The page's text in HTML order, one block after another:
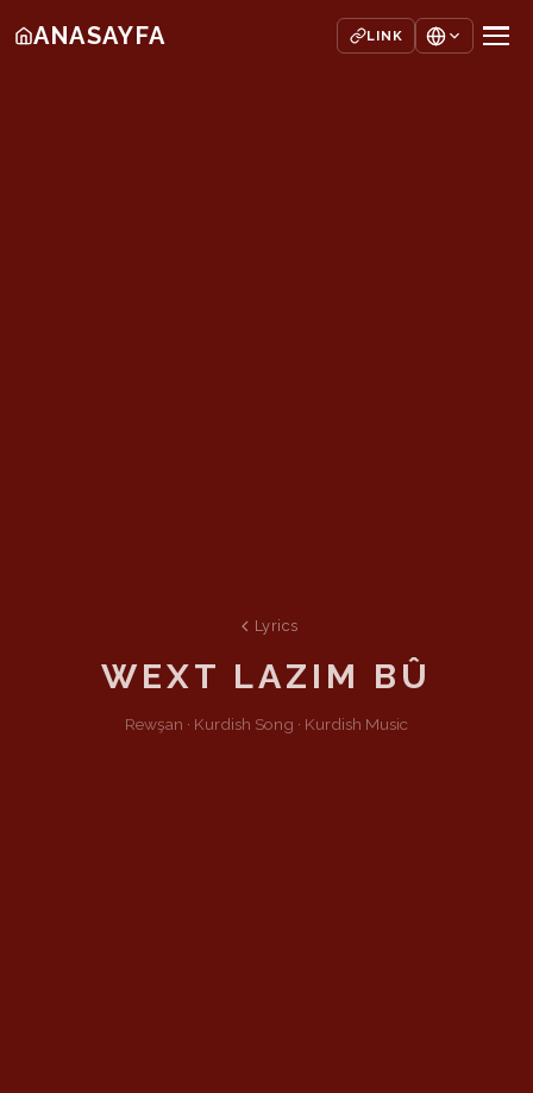
ANASAYFA LINK
Lyrics
WEXT LAZIM BÛ
Rewşan · Kurdish Song · Kurdish Music